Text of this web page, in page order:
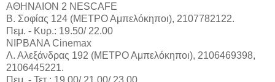
ΑΘΗΝΑΙΟΝ 2 NESCAFE
Β. Σοφίας 124 (ΜΕΤΡΟ Αμπελόκηποι), 2107782122.
Πεμ. - Κυρ.: 19.50/ 22.00
ΝΙΡΒΑΝΑ Cinemax
Λ. Αλεξάνδρας 192 (ΜΕΤΡΟ Αμπελόκηποι), 2106469398,
2106445221.
Πεμ. - Τετ.: 19.00/ 21.00/ 23.00